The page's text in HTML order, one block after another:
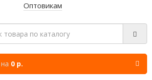
Оптовикам
на 0 р.